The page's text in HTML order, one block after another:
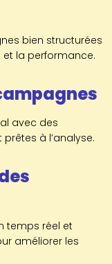
bien structurées
la performance.
avec des
à l’analyse.
temps réel et
améliorer les